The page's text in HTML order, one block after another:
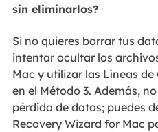
sin eliminarlos?
Si no quieres borrar tus
intentar ocultar los
Mac y utilizar las Líneas
en el Método 3. Además,
pérdida de datos; puedes
Recovery Wizard for Mac